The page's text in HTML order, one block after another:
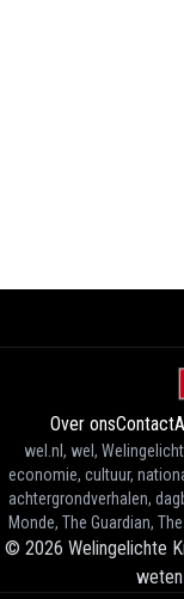
Over onsContact
wel.nl, wel,
economie, cultuur,
achtergrondverhalen,
Monde, The Guardian,
© 2026 Welingelichte
weten